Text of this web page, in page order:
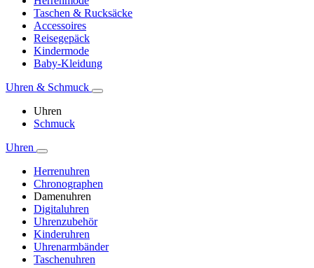
Taschen & Rucksäcke
Accessoires
Reisegepäck
Kindermode
Baby-Kleidung
Uhren & Schmuck
Uhren
Schmuck
Uhren
Herrenuhren
Chronographen
Damenuhren
Digitaluhren
Uhrenzubehör
Kinderuhren
Uhrenarmbänder
Taschenuhren